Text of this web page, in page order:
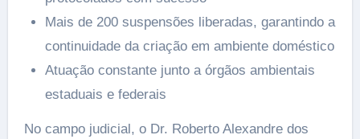
Mais de 200 suspensões liberadas, garantindo a
continuidade da criação em ambiente doméstico
Atuação constante junto a órgãos ambientais
estaduais e federais
No campo judicial, o Dr. Roberto Alexandre dos